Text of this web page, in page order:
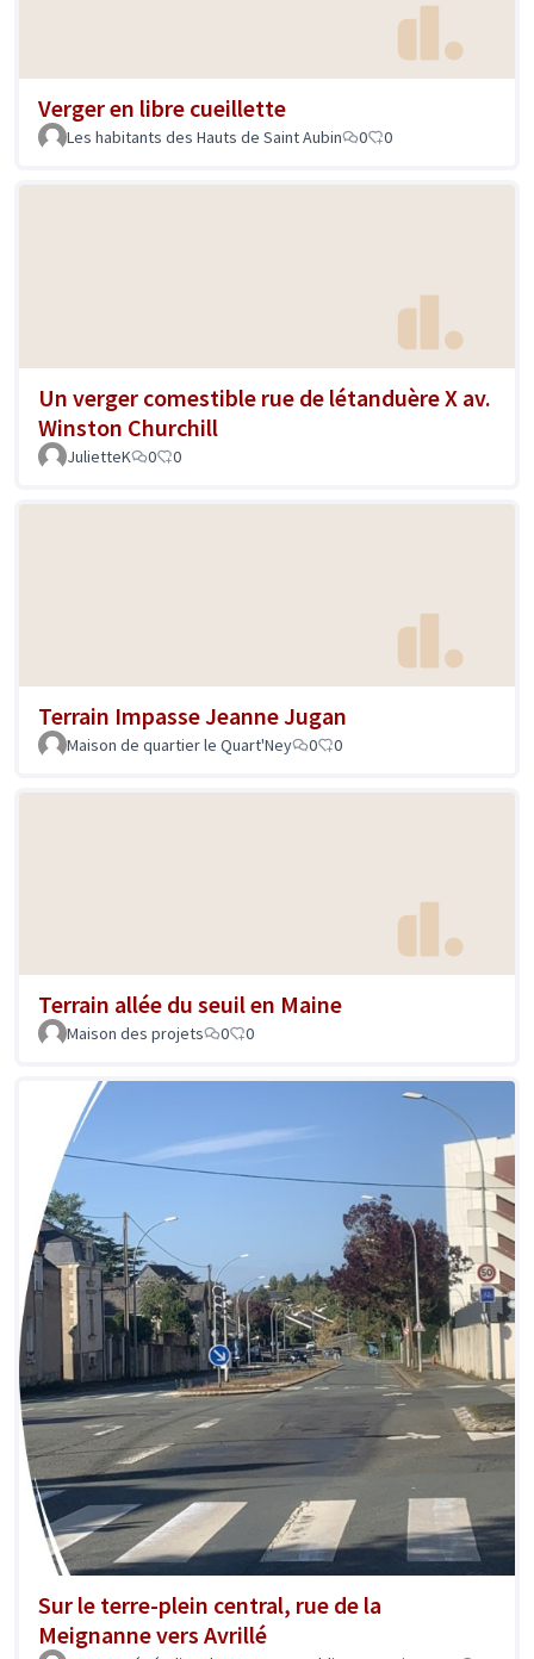
Verger en libre cueillette
Les habitants des Hauts de Saint Aubin 0 0
Un verger comestible rue de létanduère X av.
Winston Churchill
JulietteK 0 0
Terrain Impasse Jeanne Jugan
Maison de quartier le Quart'Ney 0 0
Terrain allée du seuil en Maine
Maison des projets 0 0
Sur le terre-plein central, rue de la
Meignanne vers Avrillé